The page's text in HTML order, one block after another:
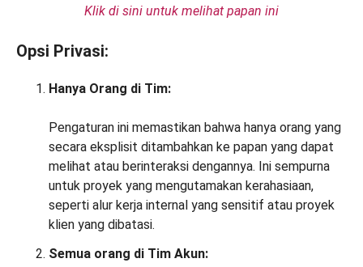
Klik di sini untuk melihat papan ini
Opsi Privasi:
Hanya Orang di Tim:
Pengaturan ini memastikan bahwa hanya orang yang
secara eksplisit ditambahkan ke papan yang dapat
melihat atau berinteraksi dengannya. Ini sempurna
untuk proyek yang mengutamakan kerahasiaan,
seperti alur kerja internal yang sensitif atau proyek
klien yang dibatasi.
Semua orang di Tim Akun: